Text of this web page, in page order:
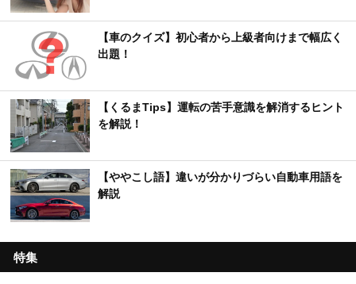
【車のクイズ】初心者から上級者向けまで幅広く
出題！
【くるまTips】運転の苦手意識を解消するヒント
を解説！
【ややこし語】違いが分かりづらい自動車用語を
解説
特集